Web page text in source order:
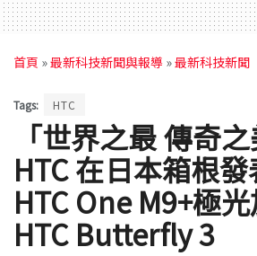
首頁 »最新科技新聞與報導 »最新科技新聞
Tags: HTC
「世界之最 傳奇
HTC 在日本箱根
HTC One M9+極
HTC Butterfly 3